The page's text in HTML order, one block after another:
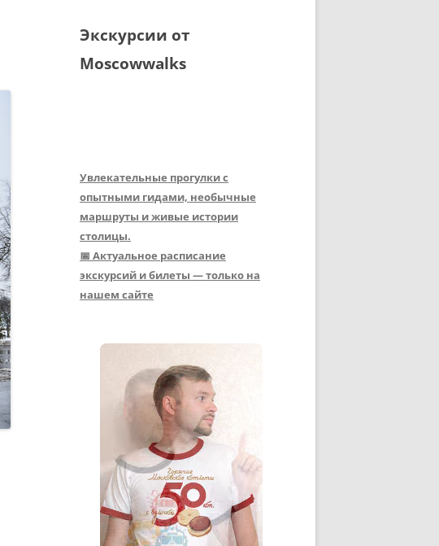
Экскурсии от
Moscowwalks
Увлекательные прогулки с
опытными гидами, необычные
маршруты и живые истории
столицы.
📅 Актуальное расписание
экскурсий и билеты — только на
нашем сайте